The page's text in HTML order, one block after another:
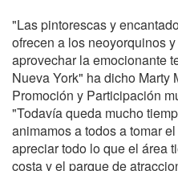
"Las pintorescas y
ofrecen a los neoyorquinos
aprovechar la emocionante
Nueva York" ha dicho Marty
Promoción y Participación
"Todavía queda mucho
animamos a todos a tomar
apreciar todo lo que el área
costa y el parque de